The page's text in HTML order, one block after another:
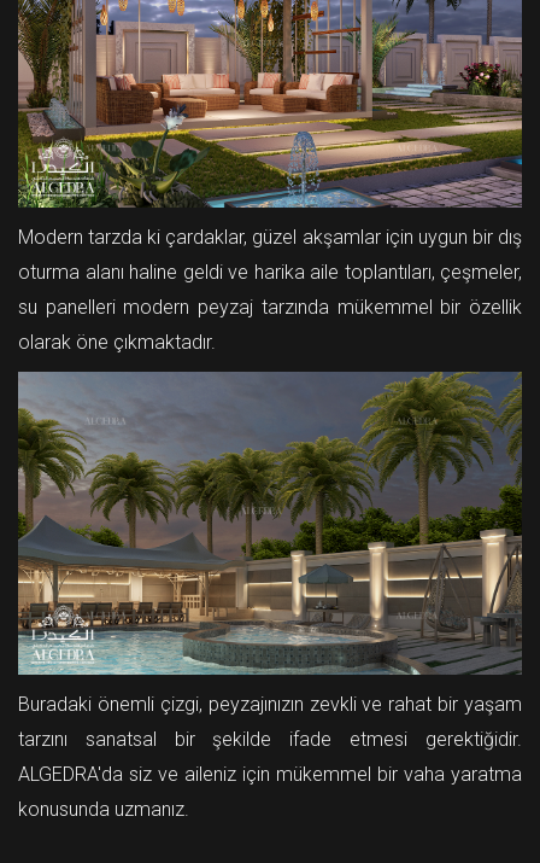
Modern tarzda ki çardaklar, güzel akşamlar için uygun bir dış
oturma alanı haline geldi ve harika aile toplantıları, çeşmeler,
su panelleri modern peyzaj tarzında mükemmel bir özellik
olarak öne çıkmaktadır.
Buradaki önemli çizgi, peyzajınızın zevkli ve rahat bir yaşam
tarzını sanatsal bir şekilde ifade etmesi gerektiğidir.
ALGEDRA'da siz ve aileniz için mükemmel bir vaha yaratma
konusunda uzmanız.